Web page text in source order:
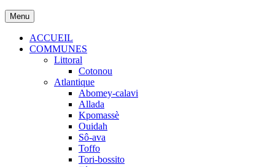
Menu
ACCUEIL
COMMUNES
Littoral
Cotonou
Atlantique
Abomey-calavi
Allada
Kpomassè
Ouidah
Sô-ava
Toffo
Tori-bossito